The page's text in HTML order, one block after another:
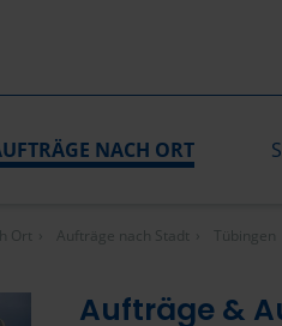
NACH ORT
Ort Aufträge nach Stadt Tübingen
Aufträge &